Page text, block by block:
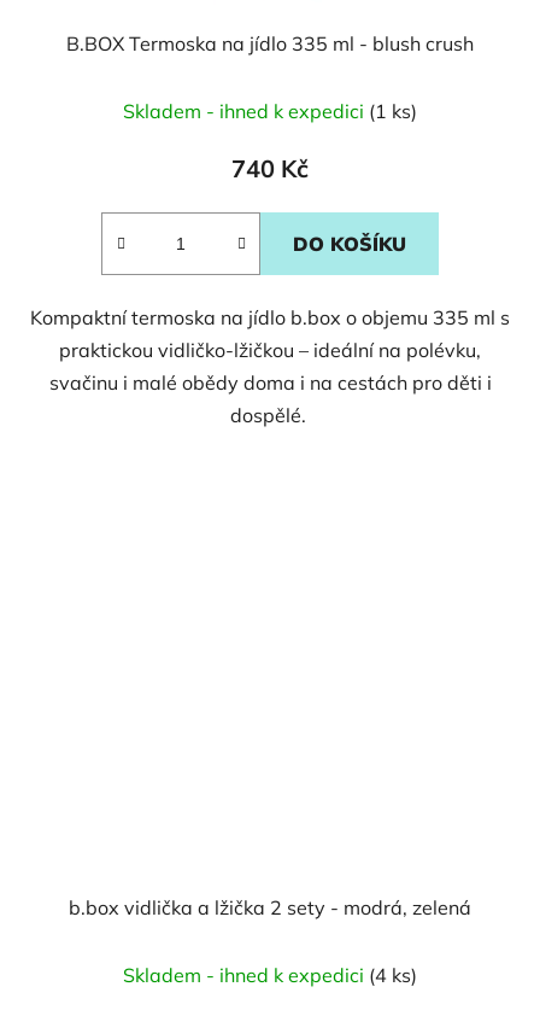
B.BOX Termoska na jídlo 335 ml - blush crush
Skladem - ihned k expedici (1 ks)
740 Kč
DO KOŠÍKU
Kompaktní termoska na jídlo b.box o objemu 335 ml s
praktickou vidličko-lžičkou – ideální na polévku,
svačinu i malé obědy doma i na cestách pro děti i
dospělé.
b.box vidlička a lžička 2 sety - modrá, zelená
Skladem - ihned k expedici (4 ks)